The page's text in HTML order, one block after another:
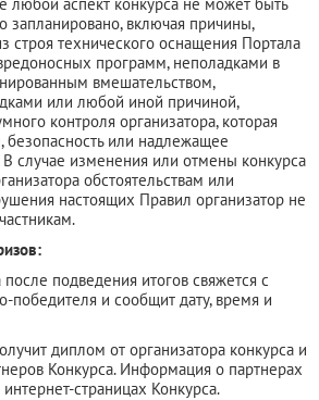
запланировано, включая причины,
строя технического оснащения Портала
программ, неполадками в
вмешательством,
или любой иной причиной,
контроля организатора, которая
безопасность или надлежащее
В случае изменения или отмены конкурса
обстоятельствам или
настоящих Правил организатор не
подведения итогов свяжется с
победителя и сообщит дату, время и
диплом от организатора конкурса и
Конкурса. Информация о партнерах
страницах Конкурса.